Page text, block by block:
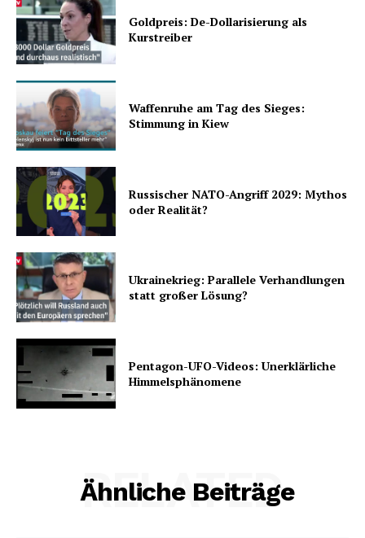
Goldpreis: De-Dollarisierung als
Kurstreiber
Waffenruhe am Tag des Sieges:
Stimmung in Kiew
Russischer NATO-Angriff 2029: Mythos
oder Realität?
Ukrainekrieg: Parallele Verhandlungen
statt großer Lösung?
Pentagon-UFO-Videos: Unerklärliche
Himmelsphänomene
Ähnliche Beiträge
RELATED